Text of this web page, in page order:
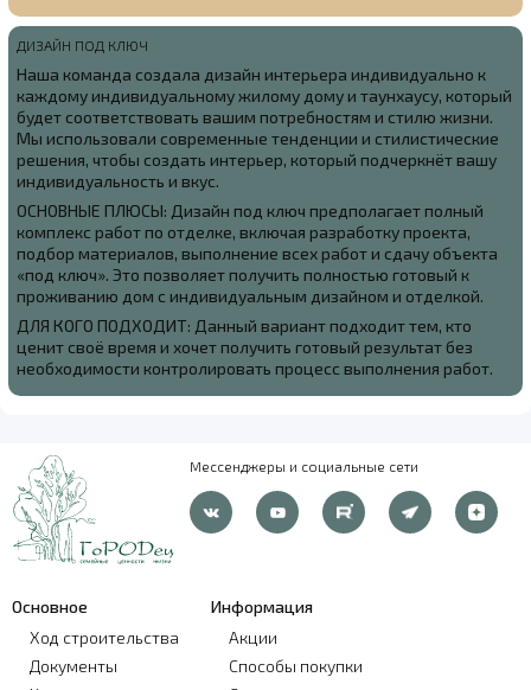
ДИЗАЙН ПОД КЛЮЧ
Наша команда создала дизайн интерьера индивидуально к
каждому индивидуальному жилому дому и таунхаусу, который
будет соответствовать вашим потребностям и стилю жизни.
Мы использовали современные тенденции и стилистические
решения, чтобы создать интерьер, который подчеркнёт вашу
индивидуальность и вкус.
ОСНОВНЫЕ ПЛЮСЫ: Дизайн под ключ предполагает полный
комплекс работ по отделке, включая разработку проекта,
подбор материалов, выполнение всех работ и сдачу объекта
«под ключ». Это позволяет получить полностью готовый к
проживанию дом с индивидуальным дизайном и отделкой.
ДЛЯ КОГО ПОДХОДИТ: Данный вариант подходит тем, кто
ценит своё время и хочет получить готовый результат без
необходимости контролировать процесс выполнения работ.
Мессенджеры и социальные сети
Основное
Ход строительства
Документы
Информация
Акции
Способы покупки